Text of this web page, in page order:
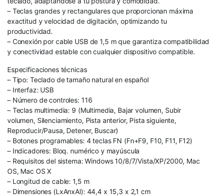
– Teclas grandes y rectangulares que proporcionan máxima
exactitud y velocidad de digitación, optimizando tu
productividad.
– Conexión por cable USB de 1,5 m que garantiza compatibilidad
y conectividad estable con cualquier dispositivo compatible.
Especificaciones técnicas
– Tipo: Teclado de tamaño natural en español
– Interfaz: USB
– Número de controles: 116
– Teclas multimedia: 9 (Multimedia, Bajar volumen, Subir
volumen, Silenciamiento, Pista anterior, Pista siguiente,
Reproducir/Pausa, Detener, Buscar)
– Botones programables: 4 teclas FN (Fn+F9, F10, F11, F12)
– Indicadores: Bloq. numérico y mayúscula
– Requisitos del sistema: Windows 10/8/7/Vista/XP/2000, Mac
OS, Mac OS X
– Longitud de cable: 1,5 m
– Dimensiones (LxAnxAl): 44,4 x 15,3 x 2,1 cm